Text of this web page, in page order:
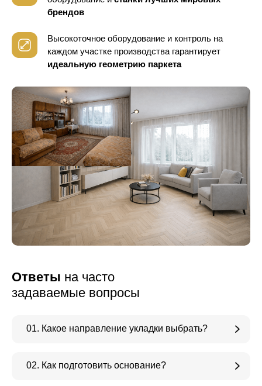
брендов
Высокоточное оборудование и контроль на
каждом участке производства гарантирует
идеальную геометрию паркета
Ответы на часто
задаваемые вопросы
01. Какое направление укладки выбрать?
02. Как подготовить основание?